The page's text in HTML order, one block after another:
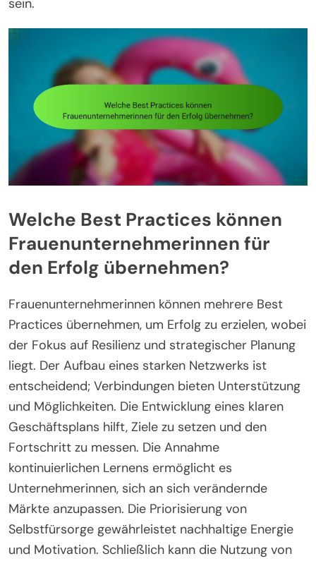
sein.
Welche Best Practices können
Frauenunternehmerinnen für
den Erfolg übernehmen?
Frauenunternehmerinnen können mehrere Best
Practices übernehmen, um Erfolg zu erzielen, wobei
der Fokus auf Resilienz und strategischer Planung
liegt. Der Aufbau eines starken Netzwerks ist
entscheidend; Verbindungen bieten Unterstützung
und Möglichkeiten. Die Entwicklung eines klaren
Geschäftsplans hilft, Ziele zu setzen und den
Fortschritt zu messen. Die Annahme
kontinuierlichen Lernens ermöglicht es
Unternehmerinnen, sich an sich verändernde
Märkte anzupassen. Die Priorisierung von
Selbstfürsorge gewährleistet nachhaltige Energie
und Motivation. Schließlich kann die Nutzung von